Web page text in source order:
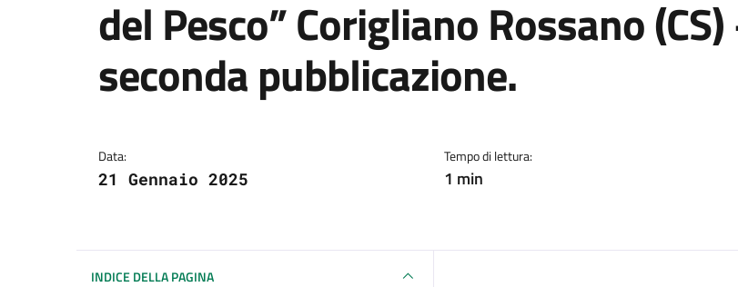
del Pesco” Corigliano Rossano
seconda pubblicazione.
Data:
21 Gennaio 2025
Tempo di lettura:
1 min
INDICE DELLA PAGINA